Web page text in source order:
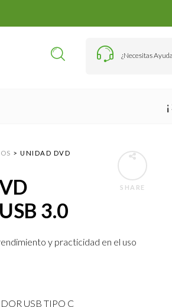
¿Necesitas
SHARE
>UNIDAD DVD
3.0
y practicidad en el uso
USB TIPO C